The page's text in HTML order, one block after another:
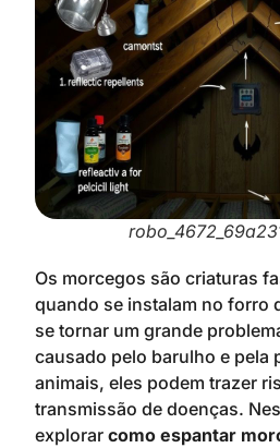
Os morcegos são criaturas
quando se instalam no forro
se tornar um grande
causado pelo barulho e pela
animais, eles podem trazer
transmissão de doenças.
explorar como espantar